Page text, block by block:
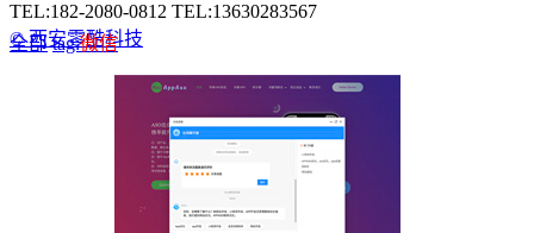
TEL:182-2080-0812 TEL:13630283567
© 西安零酷科技
全部 tag:微信